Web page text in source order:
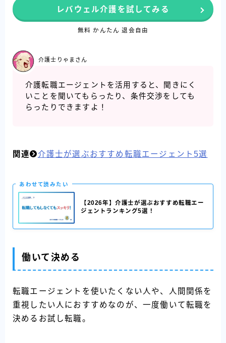
レバウェル介護を試してみる
無料 かんたん 退会自由
介護転職エージェントを活用すると、聞きにく
いことを聞いてもらったり、条件交渉をしても
らったりできますよ！
介護士りゃまさん
関連 介護士が選ぶおすすめ転職エージェント5選
あわせて読みたい
【2026年】介護士が選ぶおすすめ転職エー
ジェントランキング5選！
働いて決める
転職エージェントを使いたくない人や、人間関係を
重視したい人におすすめなのが、一度働いて転職を
決めるお試し転職。